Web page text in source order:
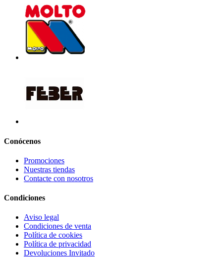
Conócenos
Promociones
Nuestras tiendas
Contacte con nosotros
Condiciones
Aviso legal
Condiciones de venta
Política de cookies
Política de privacidad
Devoluciones Invitado